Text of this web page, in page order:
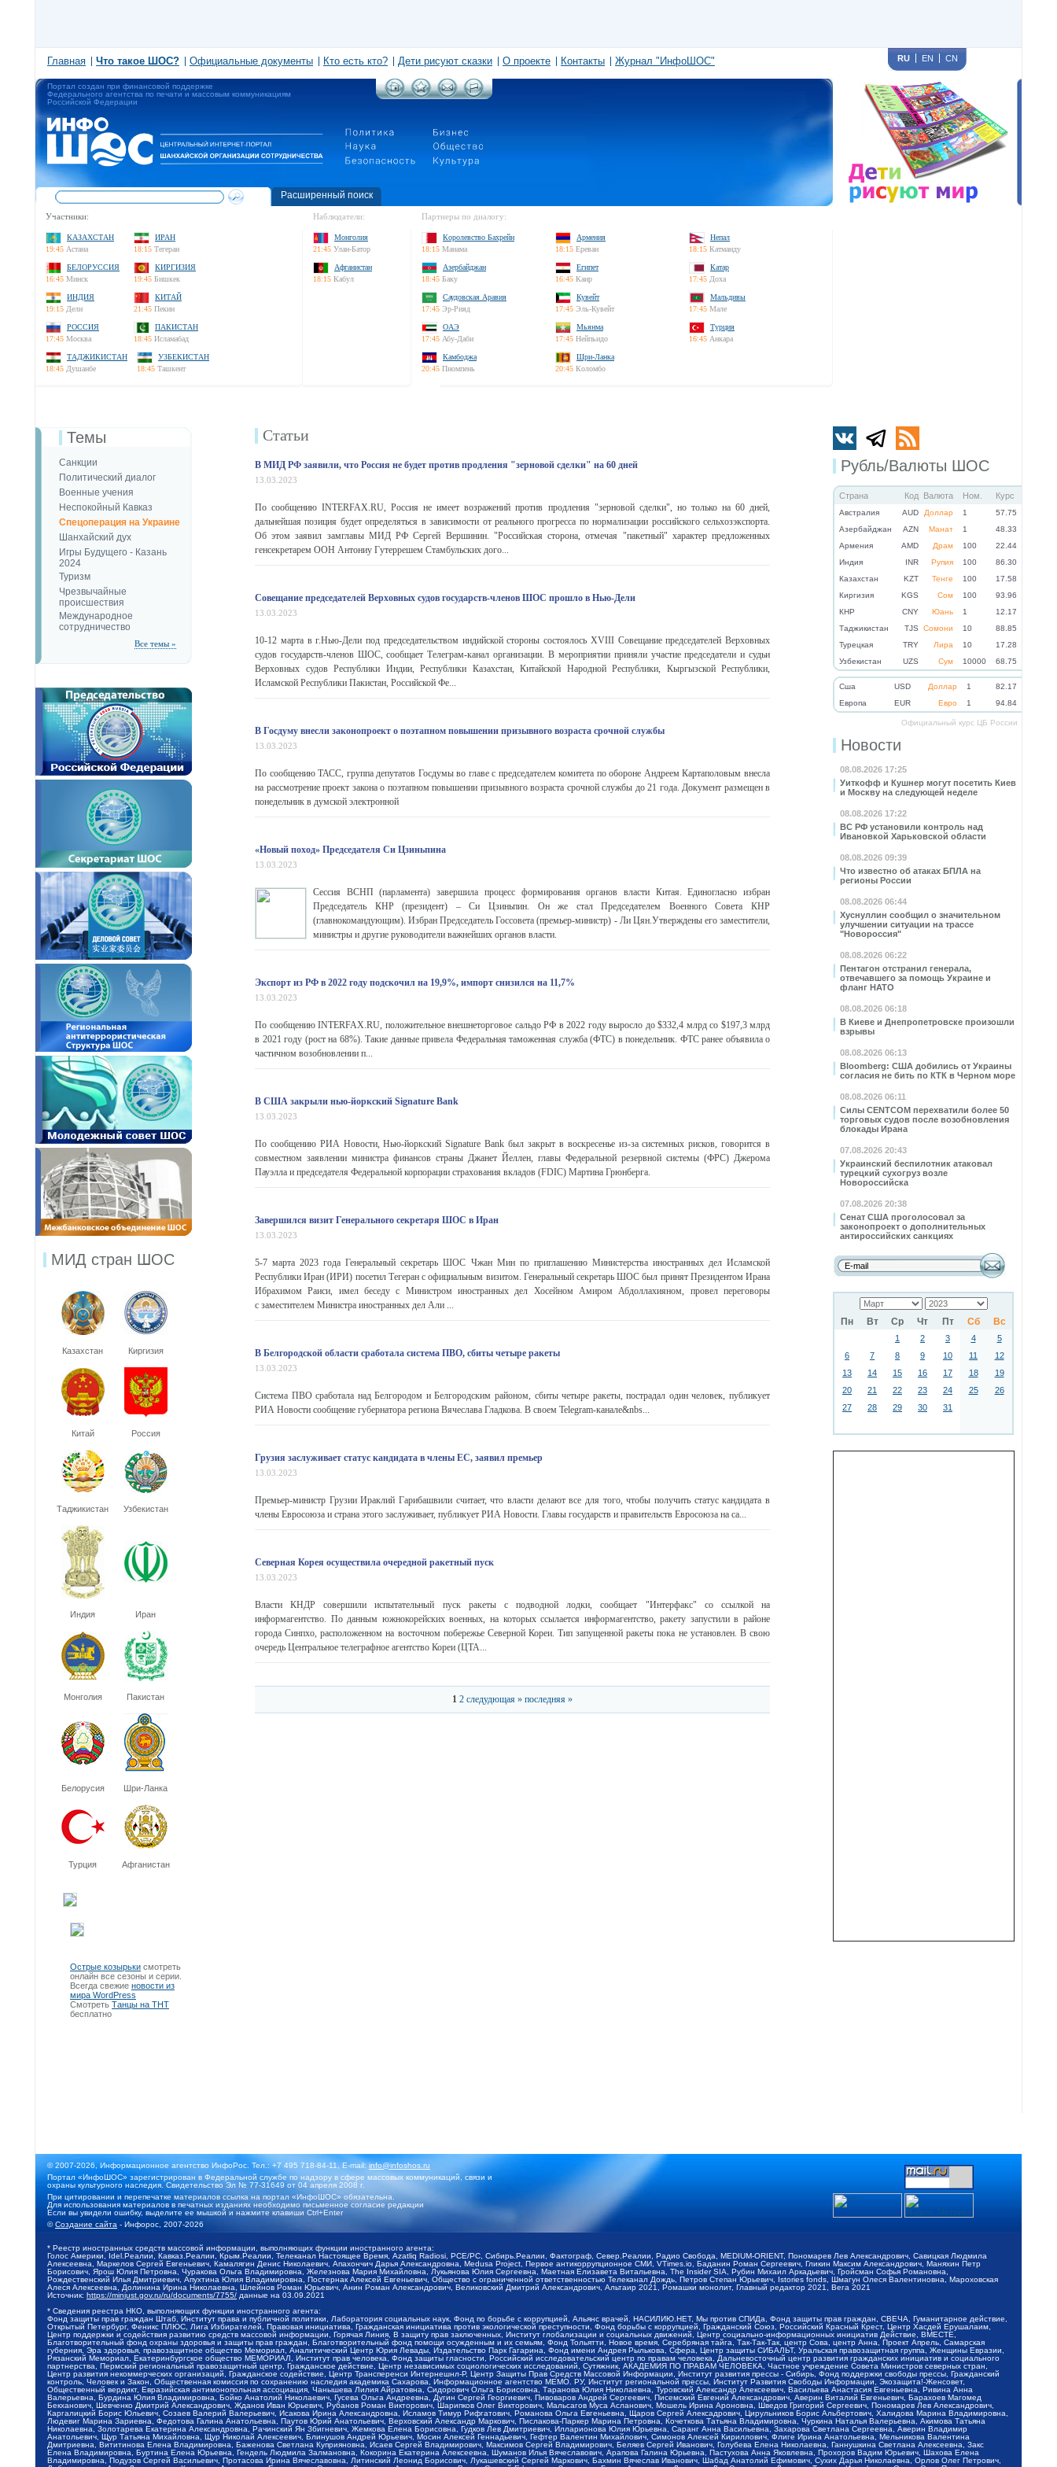
Главная Что такое ШОС? Официальные документы Кто есть кто? Дети рисуют сказки О проекте Контакты Журнал "ИнфоШОС" RU EN CN
Портал создан при финансовой поддержке
Федерального агентства по печати и массовым коммуникациям
Российской Федерации
Расширенный поиск
Участники:
КАЗАХСТАН
19:45 Астана
ИРАН
18:15 Тегеран
БЕЛОРУССИЯ
16:45 Минск
КИРГИЗИЯ
19:45 Бишкек
ИНДИЯ
19:15 Дели
КИТАЙ
21:45 Пекин
РОССИЯ
17:45 Москва
ПАКИСТАН
18:45 Исламабад
ТАДЖИКИСТАН
18:45 Душанбе
УЗБЕКИСТАН
18:45 Ташкент
Наблюдатели:
Монголия
21:45 Улан-Батор
Афганистан
18:15 Кабул
Партнеры по диалогу:
Королевство Бахрейн
18:15 Манама
Армения
18:15 Ереван
Непал
18:15 Катманду
Азербайджан
18:45 Баку
Египет
16:45 Каир
Катар
17:45 Доха
Саудовская Аравия
17:45 Эр-Рияд
Кувейт
17:45 Эль-Кувейт
Мальдивы
17:45 Мале
ОАЭ
17:45 Абу-Даби
Мьянма
17:45 Нейпьидо
Турция
16:45 Анкара
Камбоджа
20:45 Пномпень
Шри-Ланка
20:45 Коломбо
Рубль/Валюты ШОС
Страна Код Валюта Ном. Курс
Австралия AUD Доллар 1
57.75
Азербайджан
AZN Манат 1
48.33
Армения
AMD Драм 100
22.44
Индия
INR Рупия 100
86.30
Казахстан
KZT Тенге 100
17.58
Киргизия
KGS Сом 100
93.96
КНР
CNY Юань 1
12.17
Таджикистан
TJS Сомони 10
88.85
Турецкая
TRY Лира 10
17.28
Узбекистан
UZS Сум 10000 68.75
Cша USD Доллар 1
82.17
Eвропа
EUR Евро 1 94.84
Официальный курс ЦБ России
Новости
08.08.2026 17:25
Уиткофф и Кушнер могут посетить Киев
и Москву на следующей неделе
08.08.2026 17:22
ВС РФ установили контроль над
Ивановкой Харьковской области
08.08.2026 09:39
Что известно об атаках БПЛА на
регионы России
08.08.2026 06:44
Хуснуллин сообщил о значительном
улучшении ситуации на трассе
"Новороссия"
08.08.2026 06:22
Пентагон отстранил генерала,
отвечавшего за помощь Украине и
фланг НАТО
08.08.2026 06:18
В Киеве и Днепропетровске произошли
взрывы
08.08.2026 06:13
Bloomberg: США добились от Украины
согласия не бить по КТК в Черном море
08.08.2026 06:11
Силы CENTCOM перехватили более 50
торговых судов после возобновления
блокады Ирана
07.08.2026 20:43
Украинский беспилотник атаковал
турецкий сухогруз возле
Новороссийска
07.08.2026 20:38
Сенат США проголосовал за
законопроект о дополнительных
антироссийских санкциях
Пн Вт Ср Чт Пт Сб Вс
1 2 3 4
5
6
7 8 9 10 11
12
13
14 15 16 17 18
19
20
21 22 23 24 25
26
27
28 29 30 31
Темы
Санкции
Политический диалог
Военные учения
Неспокойный Кавказ
Спецоперация на Украине
Шанхайский дух
Игры Будущего - Казань
2024
Туризм
Чрезвычайные
происшествия
Международное
сотрудничество
Все темы »
МИД стран ШОС
Казахстан Киргизия
Китай Россия
Таджикистан Узбекистан
Индия Иран
Монголия Пакистан
Белорусия Шри-Ланка
Турция Афганистан
Острые козырьки смотреть
онлайн все сезоны и серии.
Всегда свежие новости из
мира WordPress
Смотреть Танцы на ТНТ
бесплатно
Статьи
В МИД РФ заявили, что Россия не будет против продления "зерновой сделки" на 60 дней
13.03.2023
По сообщению INTERFAX.RU, Россия не имеет возражений против продления "зерновой сделки", но только на 60 дней,
дальнейшая позиция будет определяться в зависимости от реального прогресса по нормализации российского сельхозэкспорта.
Об этом заявил замглавы МИД РФ Сергей Вершинин. "Российская сторона, отмечая "пакетный" характер предложенных
генсекретарем ООН Антониу Гутеррешем Стамбульских дого...
Совещание председателей Верховных судов государств-членов ШОС прошло в Нью-Дели
13.03.2023
10-12 марта в г.Нью-Дели под председательством индийской стороны состоялось XVIII Совещание председателей Верховных
судов государств-членов ШОС, сообщает Телеграм-канал организации. В мероприятии приняли участие председатели и судьи
Верховных судов Республики Индии, Республики Казахстан, Китайской Народной Республики, Кыргызской Республики,
Исламской Республики Пакистан, Российской Фе...
В Госдуму внесли законопроект о поэтапном повышении призывного возраста срочной службы
13.03.2023
По сообщению ТАСС, группа депутатов Госдумы во главе с председателем комитета по обороне Андреем Картаполовым внесла
на рассмотрение проект закона о поэтапном повышении призывного возраста срочной службы до 21 года. Документ размещен в
понедельник в думской электронной
«Новый поход» Председателя Си Цзиньпина
13.03.2023
Сессия ВСНП (парламента) завершила процесс формирования органов власти Китая. Единогласно избран
Председатель КНР (президент) – Си Цзиньпин. Он же стал Председателем Военного Совета КНР
(главнокомандующим). Избран Председатель Госсовета (премьер-министр) - Ли Цян.Утверждены его заместители,
министры и другие руководители важнейших органов власти.
Экспорт из РФ в 2022 году подскочил на 19,9%, импорт снизился на 11,7%
13.03.2023
По сообщению INTERFAX.RU, положительное внешнеторговое сальдо РФ в 2022 году выросло до $332,4 млрд со $197,3 млрд
в 2021 году (рост на 68%). Такие данные привела Федеральная таможенная служба (ФТС) в понедельник. ФТС ранее объявила о
частичном возобновлении п...
В США закрыли нью-йоркский Signature Bank
13.03.2023
По сообщению РИА Новости, Нью-йоркский Signature Bank был закрыт в воскресенье из-за системных рисков, говорится в
совместном заявлении министра финансов страны Джанет Йеллен, главы Федеральной резервной системы (ФРС) Джерома
Пауэлла и председателя Федеральной корпорации страхования вкладов (FDIC) Мартина Грюнберга.
Завершился визит Генерального секретаря ШОС в Иран
13.03.2023
5-7 марта 2023 года Генеральный секретарь ШОС Чжан Мин по приглашению Министерства иностранных дел Исламской
Республики Иран (ИРИ) посетил Тегеран с официальным визитом. Генеральный секретарь ШОС был принят Президентом Ирана
Ибрахимом Раиси, имел беседу с Министром иностранных дел Хосейном Амиром Абдоллахияном, провел переговоры
с заместителем Министра иностранных дел Али ...
В Белгородской области сработала система ПВО, сбиты четыре ракеты
13.03.2023
Система ПВО сработала над Белгородом и Белгородским районом, сбиты четыре ракеты, пострадал один человек, публикует
РИА Новости сообщение губернатора региона Вячеслава Гладкова. В своем Telegram-канале&nbs...
Грузия заслуживает статус кандидата в члены ЕС, заявил премьер
13.03.2023
Премьер-министр Грузии Ираклий Гарибашвили считает, что власти делают все для того, чтобы получить статус кандидата в
члены Евросоюза и страна этого заслуживает, публикует РИА Новости. Главы государств и правительств Евросоюза на са...
Северная Корея осуществила очередной ракетный пуск
13.03.2023
Власти КНДР совершили испытательный пуск ракеты с подводной лодки, сообщает "Интерфакс" со ссылкой на
информагентство. По данным южнокорейских военных, на которых ссылается информагентство, ракету запустили в районе
города Синпхо, расположенном на восточном побережье Северной Кореи. Тип запущенной ракеты пока не установлен. В свою
очередь Центральное телеграфное агентство Кореи (ЦТА...
1 2 следудющая » последняя »
© 2007-2026, Информационное агентство ИнфоРос. Тел.: +7 495 718-84-11, E-mail:info@infoshos.ru
Портал «ИнфоШОС» зарегистрирован в Федеральной службе по надзору в сфере массовых коммуникаций, связи и
охраны культурного наследия. Свидетельство Эл № 77-31649 от 04 апреля 2008 г.
При цитировании и перепечатке материалов ссылка на портал «ИнфоШОС» обязательна.
Для использования материалов в печатных изданиях необходимо письменное согласие редакции
Если вы увидели ошибку, выделите ее мышкой и нажмите клавиши Ctrl+Enter
©Создание сайта - Инфорос, 2007-2026
* Реестр иностранных средств массовой информации, выполняющих функции иностранного агента:
Голос Америки, Idel.Реалии, Кавказ.Реалии, Крым.Реалии, Телеканал Настоящее Время, Azatliq Radiosi, PCE/PC, Сибирь.Реалии, Фактограф, Север.Реалии, Радио Свобода, MEDIUM-ORIENT, Пономарев Лев Александрович, Савицкая Людмила
Алексеевна, Маркелов Сергей Евгеньевич, Камалягин Денис Николаевич, Апахончич Дарья Александровна, Medusa Project, Первое антикоррупционное СМИ, VTimes.io, Баданин Роман Сергеевич, Гликин Максим Александрович, Маняхин Петр
Борисович, Ярош Юлия Петровна, Чуракова Ольга Владимировна, Железнова Мария Михайловна, Лукьянова Юлия Сергеевна, Маетная Елизавета Витальевна, The Insider SIA, Рубин Михаил Аркадьевич, Гройсман Софья Романовна,
Рождественский Илья Дмитриевич, Апухтина Юлия Владимировна, Постернак Алексей Евгеньевич, Общество с ограниченной ответственностью Телеканал Дождь, Петров Степан Юрьевич, Istories fonds, Шмагун Олеся Валентиновна, Мароховская
Алеся Алексеевна, Долинина Ирина Николаевна, Шлейнов Роман Юрьевич, Анин Роман Александрович, Великовский Дмитрий Александрович, Альтаир 2021, Ромашки монолит, Главный редактор 2021, Вега 2021
Источник: https://minjust.gov.ru/ru/documents/7755/ данные на 03.09.2021
* Сведения реестра НКО, выполняющих функции иностранного агента:
Фонд защиты прав граждан Штаб, Институт права и публичной политики, Лаборатория социальных наук, Фонд по борьбе с коррупцией, Альянс врачей, НАСИЛИЮ.НЕТ, Мы против СПИДа, Фонд защиты прав граждан, СВЕЧА, Гуманитарное действие,
Открытый Петербург, Феникс ПЛЮС, Лига Избирателей, Правовая инициатива, Гражданская инициатива против экологической преступности, Фонд борьбы с коррупцией, Гражданский Союз, Российский Красный Крест, Центр Хасдей Ерушалаим,
Центр поддержки и содействия развитию средств массовой информации, Горячая Линия, В защиту прав заключенных, Институт глобализации и социальных движений, Центр социально-информационных инициатив Действие, ВМЕСТЕ,
Благотворительный фонд охраны здоровья и защиты прав граждан, Благотворительный фонд помощи осужденным и их семьям, Фонд Тольятти, Новое время, Серебряная тайга, Так-Так-Так, центр Сова, центр Анна, Проект Апрель, Самарская
губерния, Эра здоровья, правозащитное общество Мемориал, Аналитический Центр Юрия Левады, Издательство Парк Гагарина, Фонд имени Андрея Рылькова, Сфера, Центр защиты СИБАЛЬТ, Уральская правозащитная группа, Женщины Евразии,
Рязанский Мемориал, Екатеринбургское общество МЕМОРИАЛ, Институт прав человека, Фонд защиты гласности, Российский исследовательский центр по правам человека, Дальневосточный центр развития гражданских инициатив и социального
партнерства, Пермский региональный правозащитный центр, Гражданское действие, Центр независимых социологических исследований, Сутяжник, АКАДЕМИЯ ПО ПРАВАМ ЧЕЛОВЕКА, Частное учреждение Совета Министров северных стран,
Центр развития некоммерческих организаций, Гражданское содействие, Центр Трансперенси Интернешнл-Р, Центр Защиты Прав Средств Массовой Информации, Институт развития прессы - Сибирь, Фонд поддержки свободы прессы, Гражданский
контроль, Человек и Закон, Общественная комиссия по сохранению наследия академика Сахарова, Информационное агентство МЕМО. РУ, Институт региональной прессы, Институт Развития Свободы Информации, Экозащита!-Женсовет,
Общественный вердикт, Евразийская антимонопольная ассоциация, Чанышева Лилия Айратовна, Сидорович Ольга Борисовна, Таранова Юлия Николаевна, Туровский Александр Алексеевич, Васильева Анастасия Евгеньевна, Ривина Анна
Валерьевна, Бурдина Юлия Владимировна, Бойко Анатолий Николаевич, Гусева Ольга Андреевна, Дугин Сергей Георгиевич, Пивоваров Андрей Сергеевич, Писемский Евгений Александрович, Аверин Виталий Евгеньевич, Барахоев Магомед
Бекханович, Шевченко Дмитрий Александрович, Жданов Иван Юрьевич, Рубанов Роман Викторович, Шарипков Олег Викторович, Мальсагов Муса Асланович, Мошель Ирина Ароновна, Шведов Григорий Сергеевич, Пономарев Лев Александрович,
Каргалицкий Борис Юльевич, Созаев Валерий Валерьевич, Исакова Ирина Александровна, Исламов Тимур Рифгатович, Романова Ольга Евгеньевна, Щаров Сергей Алексадрович, Цирульников Борис Альбертович, Халидова Марина Владимировна,
Людевиг Марина Зариевна, Федотова Галина Анатольевна, Паутов Юрий Анатольевич, Верховский Александр Маркович, Пислакова-Паркер Марина Петровна, Кочеткова Татьяна Владимировна, Чуркина Наталья Валерьевна, Акимова Татьяна
Николаевна, Золотарева Екатерина Александровна, Рачинский Ян Збигневич, Жемкова Елена Борисовна, Гудков Лев Дмитриевич, Илларионова Юлия Юрьевна, Саранг Анна Васильевна, Захарова Светлана Сергеевна, Аверин Владимир
Анатольевич, Щур Татьяна Михайловна, Щур Николай Алексеевич, Блинушов Андрей Юрьевич, Мосин Алексей Геннадьевич, Гефтер Валентин Михайлович, Симонов Алексей Кириллович, Флиге Ирина Анатольевна, Мельникова Валентина
Дмитриевна, Вититинова Елена Владимировна, Баженова Светлана Куприяновна, Исаев Сергей Владимирович, Максимов Сергей Владимирович, Беляев Сергей Иванович, Голубева Елена Николаевна, Ганнушкина Светлана Алексеевна, Закс
Елена Владимировна, Буртина Елена Юрьевна, Гендель Людмила Залмановна, Кокорина Екатерина Алексеевна, Шуманов Илья Вячеславович, Арапова Галина Юрьевна, Пастухова Анна Яковлевна, Прохоров Вадим Юрьевич, Шахова Елена
Владимировна, Подузов Сергей Васильевич, Протасова Ирина Вячеславовна, Литинский Леонид Борисович, Лукашевский Сергей Маркович, Бахмин Вячеслав Иванович, Шабад Анатолий Ефимович, Сухих Дарья Николаевна, Орлов Олег Петрович,